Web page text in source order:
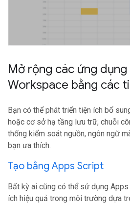
Mở rộng các ứng
Workspace bằng các
Bạn có thể phát triển tiện ích bổ
hoặc cơ sở hạ tầng lưu trữ, chuỗi
thống kiểm soát nguồn, ngôn ngữ
bạn ưa thích.
Tạo bằng Apps Script
Bất kỳ ai cũng có thể sử dụng
ích hiệu quả trong môi trường dựa